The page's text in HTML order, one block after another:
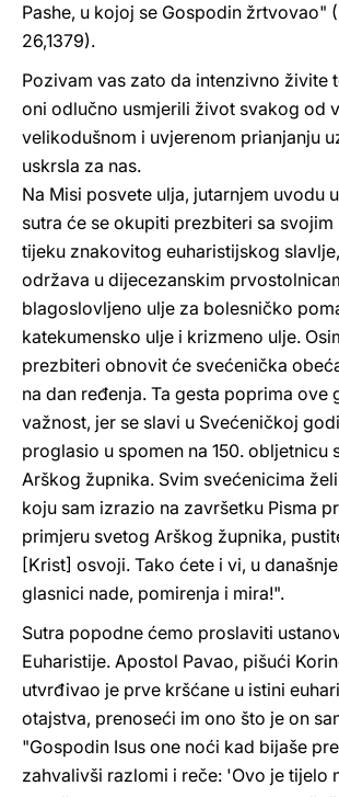
Pashe, u kojoj se Gospodin žrtvovao"
26,1379).
Pozivam vas zato da intenzivno živite
oni odlučno usmjerili život svakog od
velikodušnom i uvjerenom prianjanju
uskrsla za nas.
Na Misi posvete ulja, jutarnjem uvodu
sutra će se okupiti prezbiteri sa svojim
tijeku znakovitog euharistijskog
održava u dijecezanskim
blagoslovljeno ulje za bolesničko
katekumensko ulje i krizmeno ulje.
prezbiteri obnovit će svećenička
na dan ređenja. Ta gesta poprima ove
važnost, jer se slavi u Svećeničkoj
proglasio u spomen na 150. obljetnicu
Arškog župnika. Svim svećenicima
koju sam izrazio na završetku Pisma
primjeru svetog Arškog župnika,
[Krist] osvoji. Tako ćete i vi, u
glasnici nade, pomirenja i mira!".
Sutra popodne ćemo proslaviti
Euharistije. Apostol Pavao, pišući
utvrđivao je prve kršćane u istini
otajstva, prenoseći im ono što je on
"Gospodin Isus one noći kad bijaše
zahvalivši razlomi i reče: 'Ovo je tijelo